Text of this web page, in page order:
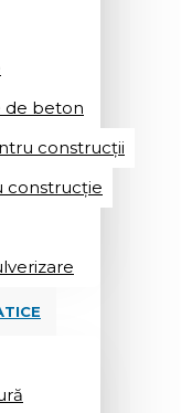
de beton
construcții
construcție